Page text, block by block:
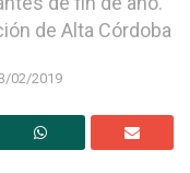
de Alta Córdoba
02/2019